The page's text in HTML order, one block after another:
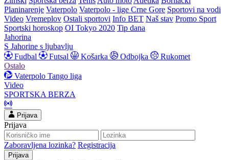
Planinarenje Vaterpolo Vaterpolo - lige Crne Gore Sportovi na vodi
Video Vremeplov Ostali sportovi Info BET Naš stav Promo Sport
Sportski horoskop OI Tokyo 2020 Tip dana
Jahorina
S Jahorine s ljubavlju
Fudbal
Futsal Košarka Odbojka
Rukomet
Ostalo
Vaterpolo Tango liga
Video
SPORTSKA BERZA
Prijava
Prijava
Zaboravljena lozinka? Registracija